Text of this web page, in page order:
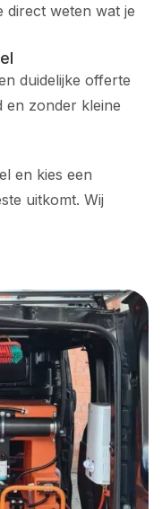
direct weten wat je
duidelijke offerte
en zonder kleine
en kies een
uitkomt. Wij